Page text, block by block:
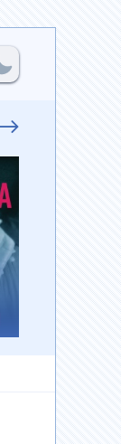
на
- Ольга
Громыко